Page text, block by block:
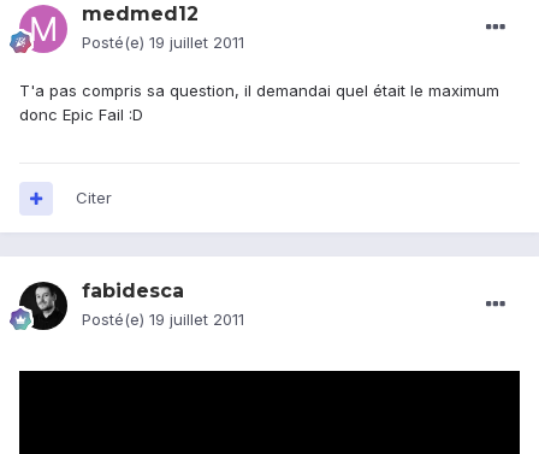
medmed12
Posté(e) 19 juillet 2011
T'a pas compris sa question, il demandai quel était le maximum
donc Epic Fail :D
Citer
fabidesca
Posté(e) 19 juillet 2011